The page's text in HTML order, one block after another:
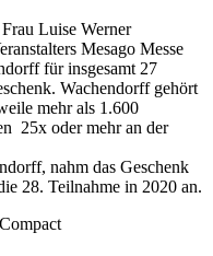
Luise Werner
Mesago Messe
für insgesamt 27
Wachendorff gehört
mehr als 1.600
25x oder mehr an der
nahm das Geschenk
28. Teilnahme in 2020 an.